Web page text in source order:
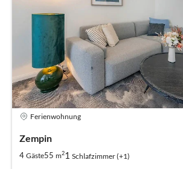
Ferienwohnung
Zempin
4 Gäste55 m21 Schlafzimmer (+1)